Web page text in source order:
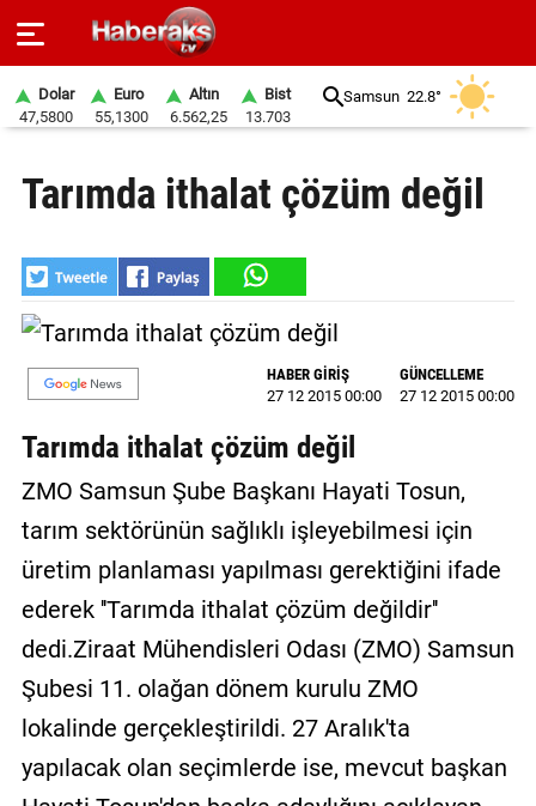
SPOR
YAŞAM
EKONOMİ
BELEDİYELER
SİYASET
EĞİTİM
GALERİ
VİDEO
YAZARLAR
BİZE
Künye
Dolar
47,5800
Euro
55,1300
Altın
6.562,25
Bist
13.703
Samsun 22.8°
Tarımda ithalat çözüm değil
HABER GİRİŞ
27 12 2015 00:00
GÜNCELLEME
27 12 2015 00:00
Tarımda ithalat çözüm değil
ZMO Samsun Şube Başkanı Hayati Tosun,
tarım sektörünün sağlıklı işleyebilmesi için
üretim planlaması yapılması gerektiğini ifade
ederek ''Tarımda ithalat çözüm değildir''
dedi.Ziraat Mühendisleri Odası (ZMO) Samsun
Şubesi 11. olağan dönem kurulu ZMO
lokalinde gerçekleştirildi. 27 Aralık'ta
yapılacak olan seçimlerde ise, mevcut başkan